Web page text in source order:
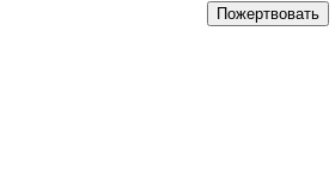
Пожертвовать